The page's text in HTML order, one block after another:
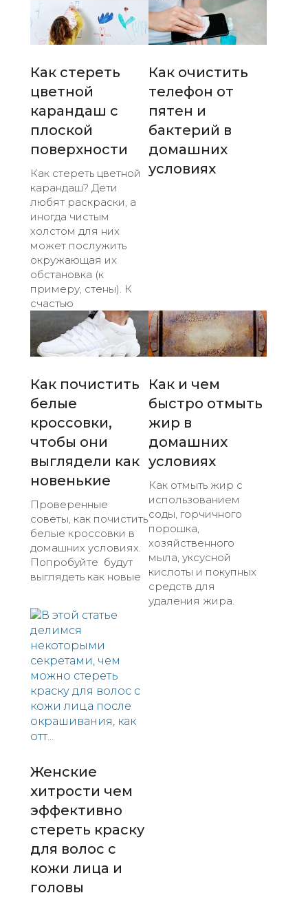
Как стереть
цветной
карандаш с
плоской
поверхности
Как стереть цветной
карандаш? Дети
любят раскраски, а
иногда чистым
холстом для них
может послужить
окружающая их
обстановка (к
примеру, стены). К
счастью
Как очистить
телефон от
пятен и
бактерий в
домашних
условиях
Как почистить
белые
кроссовки,
чтобы они
выглядели как
новенькие
Проверенные
советы, как почистить
белые кроссовки в
домашних условиях.
Попробуйте будут
выглядеть как новые
Как и чем
быстро отмыть
жир в
домашних
условиях
Как отмыть жир с
использованием
соды, горчичного
порошка,
хозяйственного
мыла, уксусной
кислоты и покупных
средств для
удаления жира.
Женские
хитрости чем
эффективно
стереть краску
для волос с
кожи лица и
головы